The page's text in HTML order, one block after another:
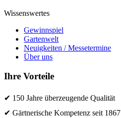
Wissenswertes
Gewinnspiel
Gartenwelt
Neuigkeiten / Messetermine
Über uns
Ihre Vorteile
✔ 150 Jahre überzeugende Qualität
✔ Gärtnerische Kompetenz seit 1867